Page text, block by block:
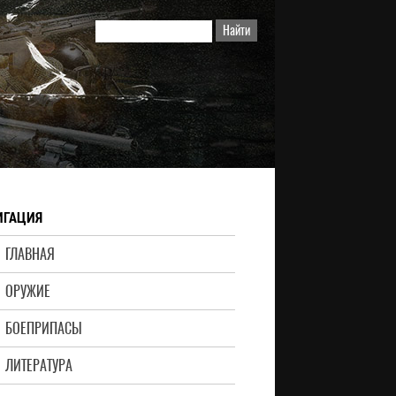
ГЛАВНАЯ
ОРУЖИЕ
БОЕПРИПАСЫ
ЛИТЕРАТУРА